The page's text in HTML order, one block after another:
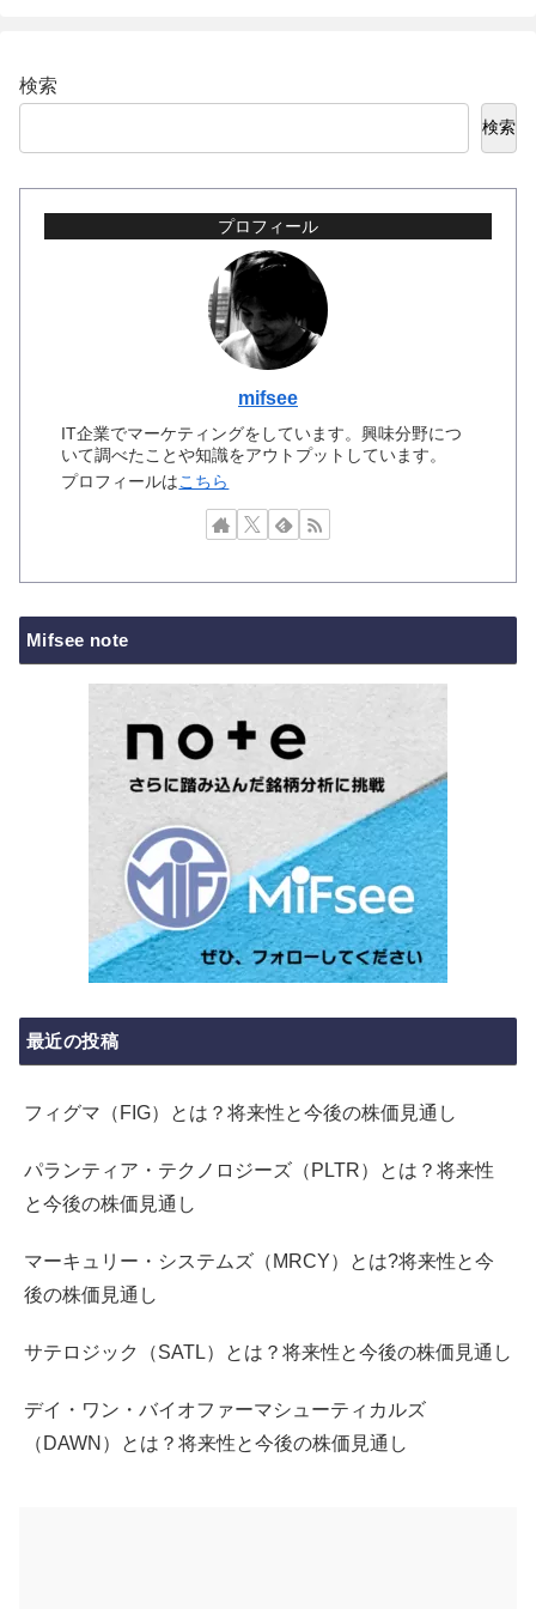
検索
検索
プロフィール
mifsee
IT企業でマーケティングをしています。興味分野につ
いて調べたことや知識をアウトプットしています。
プロフィールはこちら
Mifsee note
最近の投稿
フィグマ（FIG）とは？将来性と今後の株価見通し
パランティア・テクノロジーズ（PLTR）とは？将来性
と今後の株価見通し
マーキュリー・システムズ（MRCY）とは?将来性と今
後の株価見通し
サテロジック（SATL）とは？将来性と今後の株価見通し
デイ・ワン・バイオファーマシューティカルズ
（DAWN）とは？将来性と今後の株価見通し